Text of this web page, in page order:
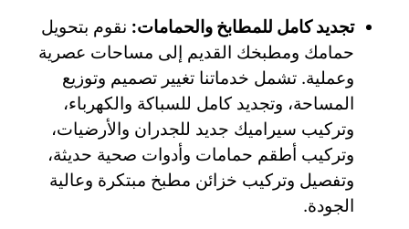
تجديد كامل للمطابخ والحمامات: نقوم بتحويل
حمامك ومطبخك القديم إلى مساحات عصرية
وعملية. تشمل خدماتنا تغيير تصميم وتوزيع
المساحة، وتجديد كامل للسباكة والكهرباء،
وتركيب سيراميك جديد للجدران والأرضيات،
وتركيب أطقم حمامات وأدوات صحية حديثة،
وتفصيل وتركيب خزائن مطبخ مبتكرة وعالية
الجودة.